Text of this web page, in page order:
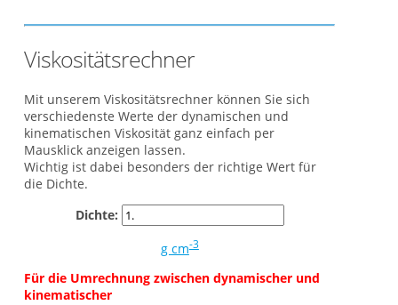
Viskositätsrechner
Mit unserem Viskositätsrechner können Sie sich
verschiedenste Werte der dynamischen und
kinematischen Viskosität ganz einfach per
Mausklick anzeigen lassen.
Wichtig ist dabei besonders der richtige Wert für
die Dichte.
Dichte:
g cm-3
Für die Umrechnung zwischen dynamischer und
kinematischer